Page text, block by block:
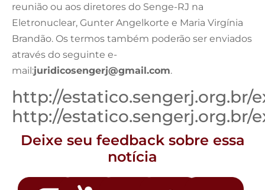
reunião ou aos diretores do Senge-RJ na
Eletronuclear, Gunter Angelkorte e Maria Virgínia
Brandão. Os termos também poderão ser enviados
através do seguinte e-
mail:juridicosengerj@gmail.com.
http://estatico.sengerj.org.br/
http://estatico.sengerj.org.br/
Deixe seu feedback sobre essa
notícia